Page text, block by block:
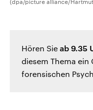
(dpa/picture alliance/Hartmut
Hören Sie ab 9.35
diesem Thema ein
forensischen